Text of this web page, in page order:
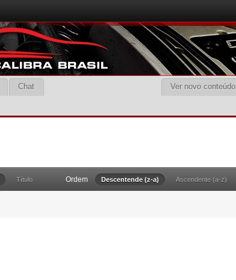
Ver novo conteúdo
Chat
Título Ordem Descentende (z-a) Ascendente (a-z)